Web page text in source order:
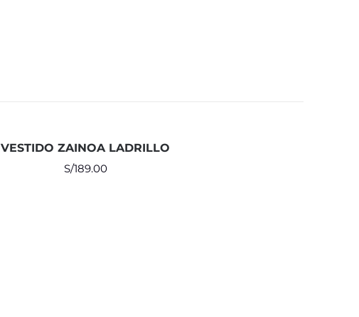
VESTIDO ZAINOA LADRILLO
S/189.00